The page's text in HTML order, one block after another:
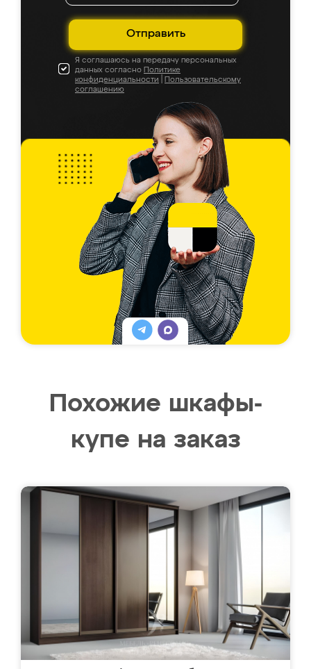
Отправить
Я соглашаюсь на передачу персональных
данных согласно Политике
конфиденциальности
Пользовательскому
соглашению
Похожие шкафы-
купе на заказ